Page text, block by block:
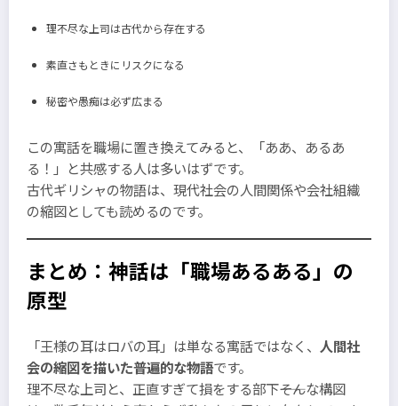
理不尽な上司は古代から存在する
素直さもときにリスクになる
秘密や愚痴は必ず広まる
この寓話を職場に置き換えてみると、「ああ、あるあ
る！」と共感する人は多いはずです。
古代ギリシャの物語は、現代社会の人間関係や会社組織
の縮図としても読めるのです。
まとめ：神話は「職場あるある」の
原型
「王様の耳はロバの耳」は単なる寓話ではなく、 人間社
会の縮図を描いた普遍的な物語です。
理不尽な上司と、正直すぎて損をする部下――そんな構図